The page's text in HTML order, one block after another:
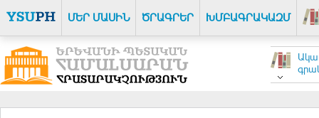
ՄԵՐ ՄԱՍԻՆ ԾՐԱԳՐԵՐ ԽՄԲԱԳՐԱԿԱԶՄ